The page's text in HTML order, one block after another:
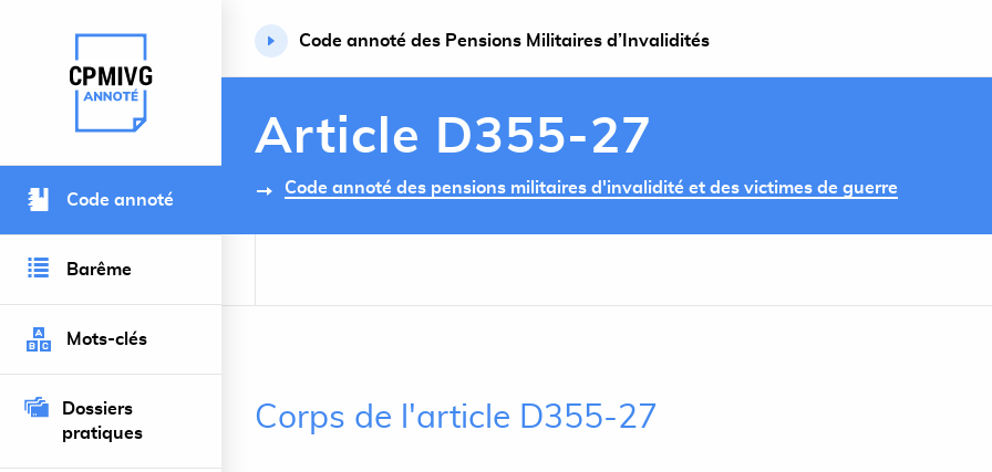
Retour à l’accueil du site
Code annoté
Barême
Mots-clés
Dossiers
pratiques
Code annoté des Pensions Militaires d’Invalidités
Article D355-27
Code annoté des pensions militaires d'invalidité et des victimes de guerre
Corps de l'article D355-27